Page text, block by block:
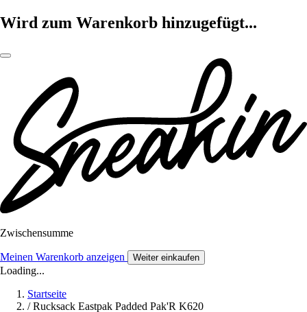
Wird zum Warenkorb hinzugefügt...
Zwischensumme
Meinen Warenkorb anzeigen Weiter einkaufen
Loading...
Startseite
/ Rucksack Eastpak Padded Pak'R K620